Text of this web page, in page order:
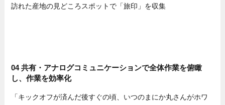
訪れた産地の見どころスポットで「旅印」を収集
04 共有・アナログコミュニケーションで全体作業を俯瞰
し、作業を効率化
「キックオフが済んだ後すぐの頃、いつのまにか丸さんがホワ